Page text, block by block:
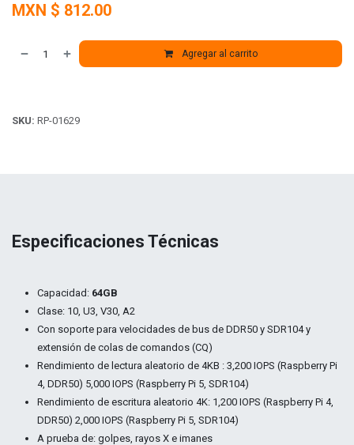
MXN $ 812.00
Agregar al carrito
SKU: RP-01629
Especificaciones Técnicas
Capacidad: 64GB
Clase: 10, U3, V30, A2
Con soporte para velocidades de bus de DDR50 y SDR104 y
extensión de colas de comandos (CQ)
Rendimiento de lectura aleatorio de 4KB : 3,200 IOPS (Raspberry Pi
4, DDR50) 5,000 IOPS (Raspberry Pi 5, SDR104)
Rendimiento de escritura aleatorio 4K: 1,200 IOPS (Raspberry Pi 4,
DDR50) 2,000 IOPS (Raspberry Pi 5, SDR104)
A prueba de: golpes, rayos X e imanes